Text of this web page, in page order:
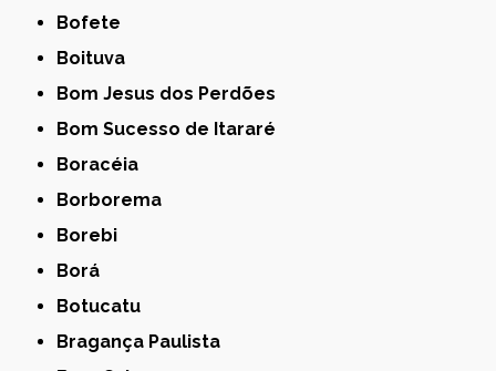
Bofete
Boituva
Bom Jesus dos Perdões
Bom Sucesso de Itararé
Boracéia
Borborema
Borebi
Borá
Botucatu
Bragança Paulista